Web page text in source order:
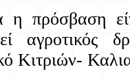
η πρόσβαση
Κιτριών-